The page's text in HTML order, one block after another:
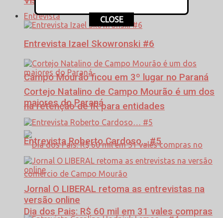
Campo Mourão ficou em 3º lugar no Paraná
na retenção de IR para entidades
Dia dos Pais: R$ 60 mil em 31 vales compras
Entrevista
Entrevista Izael Skowronski #6
Cortejo Natalino de Campo Mourão é um dos
maiores do Paraná
Entrevista Roberto Cardoso… #5
Jornal O LIBERAL retoma as entrevistas na
versão online
CLOSE